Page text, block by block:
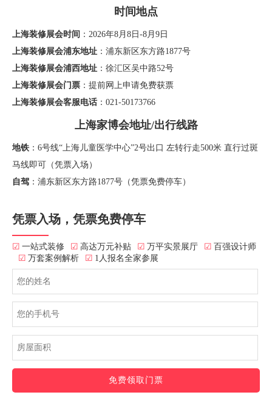
时间地点
上海装修展会时间 ：2026年8月8日-8月9日
上海装修展会浦东地址 ：浦东新区东方路1877号
上海装修展会浦西地址 ：徐汇区吴中路52号
上海装修展会门票 ：提前网上申请免费获票
上海装修展会客服电话 ：021-50173766
上海家博会地址/出行线路
地铁 ：6号线“上海儿童医学中心”2号出口 左转行走500米 直行过斑
马线即可（凭票入场）
自驾 ：浦东新区东方路1877号（凭票免费停车）
凭票入场，凭票免费停车
☑ 一站式装修 ☑ 高达万元补贴 ☑ 万平实景展厅 ☑ 百强设计师
☑ 万套案例解析 ☑ 1人报名全家参展
免费领取门票